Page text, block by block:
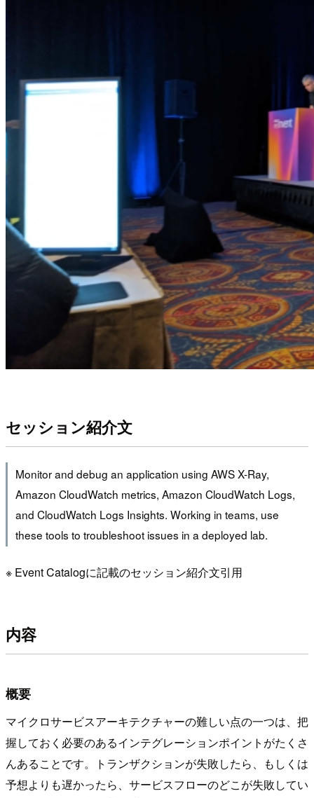
セッション紹介文
Monitor and debug an application using AWS X-Ray,
Amazon CloudWatch metrics, Amazon CloudWatch Logs,
and CloudWatch Logs Insights. Working in teams, use
these tools to troubleshoot issues in a deployed lab.
※ Event Catalogに記載のセッション紹介文引用
内容
概要
マイクロサービスアーキテクチャーの難しい点の一つは、把
握しておく必要のあるインテグレーションポイントがたくさ
んあることです。トランザクションが失敗したら、もしくは
予想よりも遅かったら、サービスフローのどこが失敗してい